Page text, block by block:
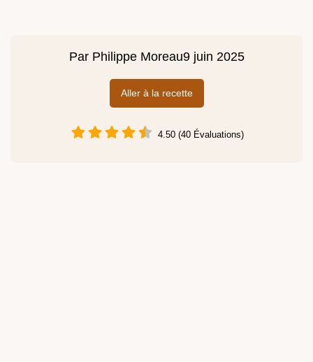
Par Philippe Moreau9 juin 2025
Aller à la recette
4.50 (40 Évaluations)